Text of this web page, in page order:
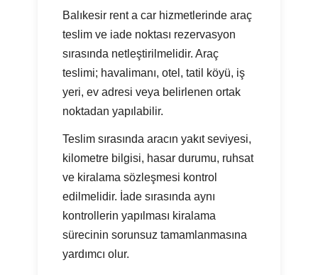
Balıkesir rent a car hizmetlerinde araç
teslim ve iade noktası rezervasyon
sırasında netleştirilmelidir. Araç
teslimi; havalimanı, otel, tatil köyü, iş
yeri, ev adresi veya belirlenen ortak
noktadan yapılabilir.
Teslim sırasında aracın yakıt seviyesi,
kilometre bilgisi, hasar durumu, ruhsat
ve kiralama sözleşmesi kontrol
edilmelidir. İade sırasında aynı
kontrollerin yapılması kiralama
sürecinin sorunsuz tamamlanmasına
yardımcı olur.